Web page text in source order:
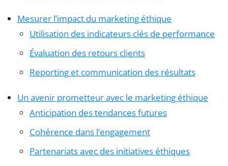
Mesurer l’impact du marketing éthique
Utilisation des indicateurs clés de performance
Évaluation des retours clients
Reporting et communication des résultats
Un avenir prometteur avec le marketing éthique
Anticipation des tendances futures
Cohérence dans l’engagement
Partenariats avec des initiatives éthiques